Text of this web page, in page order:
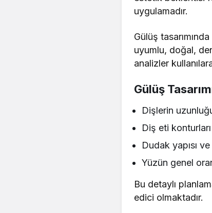
uygulamadır.
Gülüş
uyumlu, doğal,
analizler
Gülüş
Dişlerin
Diş eti
Dudak yapısı
Yüzün genel
Bu detaylı
edici olmaktadır.